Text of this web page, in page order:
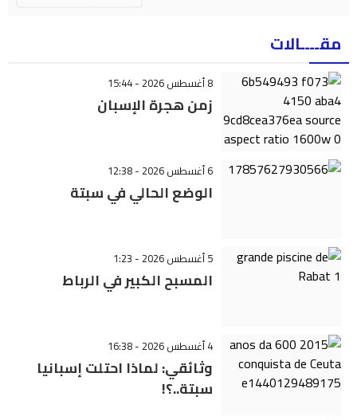
مقــــالات
8 أغسطس 2026 - 15:44
زمن هجرة الإسبان
6 أغسطس 2026 - 12:38
الوضع الحالي في سبتة
5 أغسطس 2026 - 1:23
المسبح الكبير في الرباط
4 أغسطس 2026 - 16:38
وثائقي: لماذا احتلت إسبانيا
سبتة..؟!